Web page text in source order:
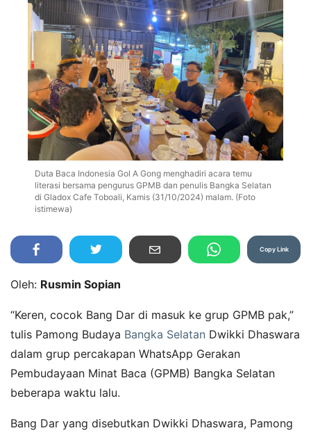
Duta Baca Indonesia Gol A Gong menghadiri acara temu
literasi bersama pengurus GPMB dan penulis Bangka Selatan
di Gladox Cafe Toboali, Kamis (31/10/2024) malam. (Foto
istimewa)
Copy Link
Oleh: Rusmin Sopian
“Keren, cocok Bang Dar di masuk ke grup GPMB pak,”
tulis Pamong Budaya Bangka Selatan Dwikki Dhaswara
dalam grup percakapan WhatsApp Gerakan
Pembudayaan Minat Baca (GPMB) Bangka Selatan
beberapa waktu lalu.
Bang Dar yang disebutkan Dwikki Dhaswara, Pamong